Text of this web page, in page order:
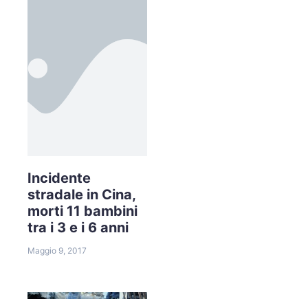
Incidente
stradale in Cina,
morti 11 bambini
tra i 3 e i 6 anni
Maggio 9, 2017